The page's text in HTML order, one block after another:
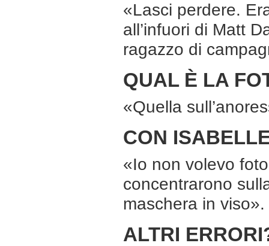
«Lasci perdere.
all’infuori di Matt
ragazzo di
QUAL È LA
«Quella
CON
«Io non volevo
concentrarono
maschera in viso».
ALTRI